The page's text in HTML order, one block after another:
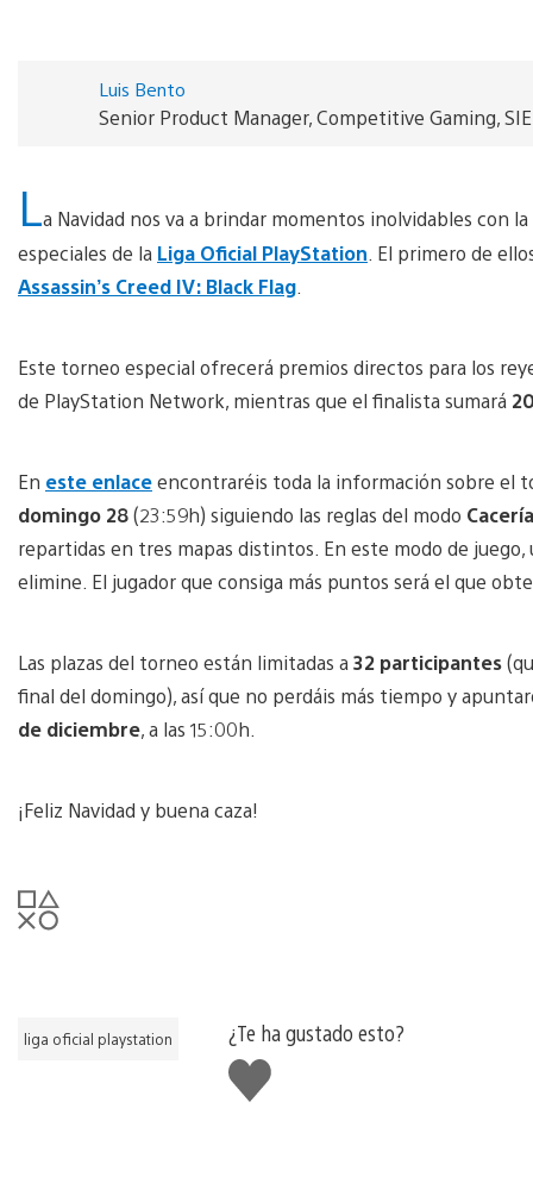
Luis Bento
Senior Product Manager, Competitive Gaming,
La Navidad nos va a brindar momentos inolvidables con
especiales de la Liga Oficial PlayStation . El primero de
Assassin’s Creed IV: Black Flag
Este torneo especial ofrecerá premios directos para los
de PlayStation Network, mientras que el finalista sumará
En este enlaceencontraréis toda la información sobre el
domingo 28(23:59h) siguiendo las reglas del modo Cacería
repartidas en tres mapas distintos. En este modo de
elimine. El jugador que consiga más puntos será el que
Las plazas del torneo están limitadas a 32 participantes
final del domingo), así que no perdáis más tiempo y
de diciembre, a las 15:00h.
¡Feliz Navidad y buena caza!
liga oficial playstation
¿Te ha gustado esto?
Me
gusta